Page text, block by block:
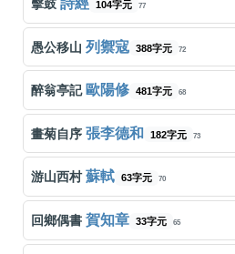
擊鼓 詩經 104字元 77
愚公移山 列禦寇 388字元 72
醉翁亭記 歐陽修 481字元 68
畫菊自序 張李德和 182字元 73
游山西村蘇軾 63字元 70
回鄉偶書賀知章 33字元 65